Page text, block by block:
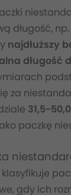
długość, np.
najdłuższy
długość
za
31,5-
paczkę
klasyfikuje
gdy ich